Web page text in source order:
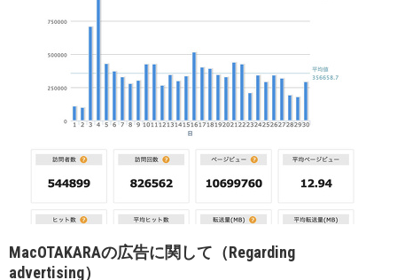
MacOTAKARAの広告に関して（Regarding
advertising）